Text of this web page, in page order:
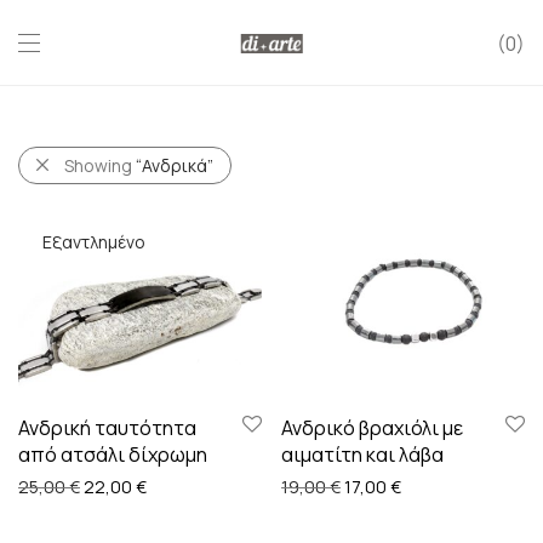
0
Showing “Ανδρικά”
Ανδρική ταυτότητα
από ατσάλι δίχρωμη
25,00€ Original price was: 25,00 €.
22,00 €Η τρέχουσα τιμή είναι: 22,00 €.
Ανδρικό βραχιόλι με
αιματίτη και λάβα
19,00€Original price was: 19,00
17,00 €Η τρέχουσα τιμή